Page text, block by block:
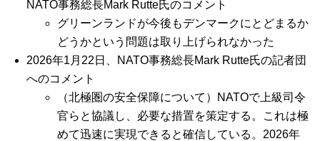
NATO事務総長Mark Rutte氏のコメント
グリーンランドが今後もデンマークにとどまるか
どうかという問題は取り上げられなかった
2026年1月22日、NATO事務総長Mark Rutte氏の記者団
へのコメント
（北極圏の安全保障について）NATOで上級司令
官らと協議し、必要な措置を策定する。これは極
めて迅速に実現できると確信している。2026年